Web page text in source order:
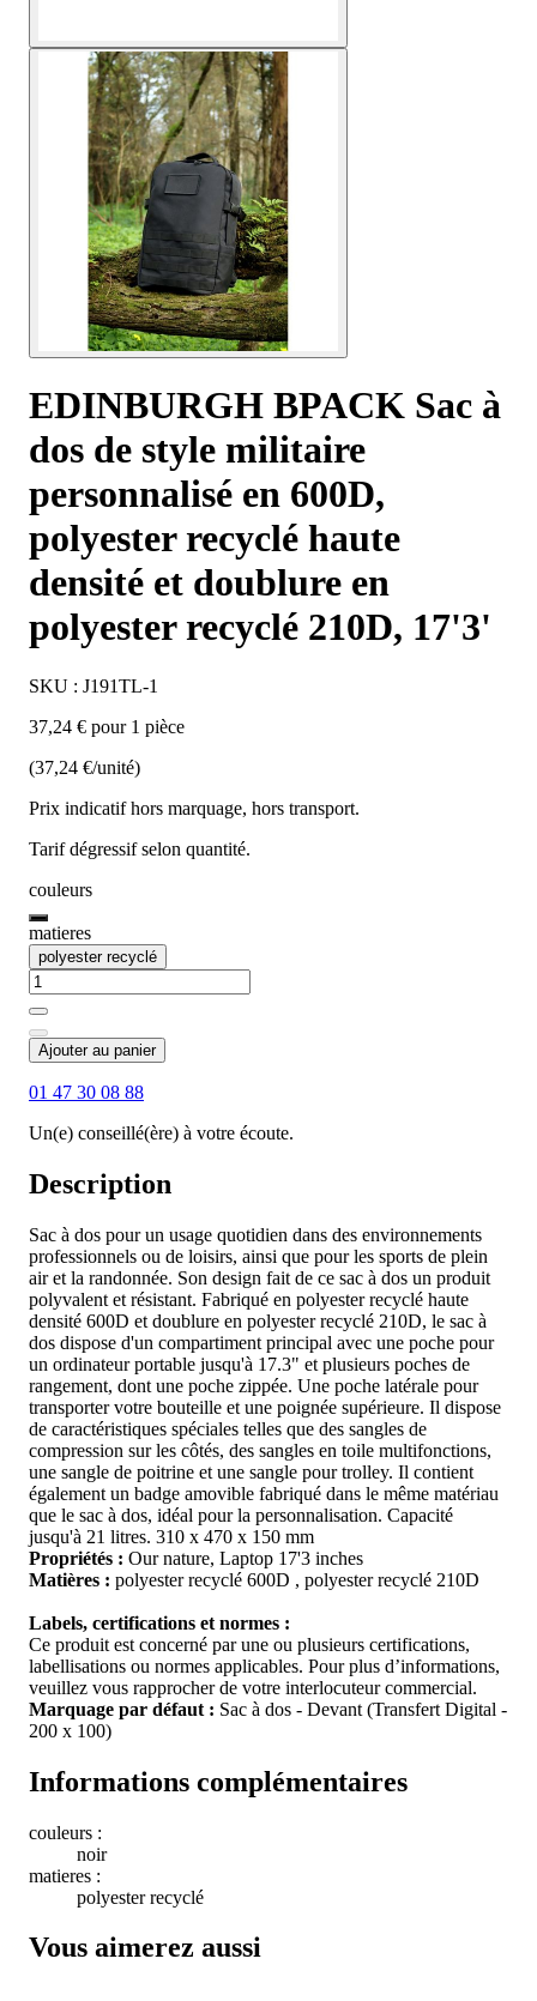
EDINBURGH BPACK Sac à
dos de style militaire
personnalisé en 600D,
polyester recyclé haute
densité et doublure en
polyester recyclé 210D, 17'3'
SKU : J191TL-1
37,24 € pour 1 pièce
(37,24 €/unité)
Prix indicatif hors marquage, hors transport.
Tarif dégressif selon quantité.
couleurs
matieres
polyester recyclé
Ajouter au panier
01 47 30 08 88
Un(e) conseillé(ère) à votre écoute.
Description
Sac à dos pour un usage quotidien dans des environnements
professionnels ou de loisirs, ainsi que pour les sports de plein
air et la randonnée. Son design fait de ce sac à dos un produit
polyvalent et résistant. Fabriqué en polyester recyclé haute
densité 600D et doublure en polyester recyclé 210D, le sac à
dos dispose d'un compartiment principal avec une poche pour
un ordinateur portable jusqu'à 17.3" et plusieurs poches de
rangement, dont une poche zippée. Une poche latérale pour
transporter votre bouteille et une poignée supérieure. Il dispose
de caractéristiques spéciales telles que des sangles de
compression sur les côtés, des sangles en toile multifonctions,
une sangle de poitrine et une sangle pour trolley. Il contient
également un badge amovible fabriqué dans le même matériau
que le sac à dos, idéal pour la personnalisation. Capacité
jusqu'à 21 litres. 310 x 470 x 150 mm
Propriétés : Our nature, Laptop 17'3 inches
Matières : polyester recyclé 600D , polyester recyclé 210D
Labels, certifications et normes :
Ce produit est concerné par une ou plusieurs certifications,
labellisations ou normes applicables. Pour plus d’informations,
veuillez vous rapprocher de votre interlocuteur commercial.
Marquage par défaut : Sac à dos - Devant (Transfert Digital -
200 x 100)
Informations complémentaires
couleurs :
noir
matieres :
polyester recyclé
Vous aimerez aussi